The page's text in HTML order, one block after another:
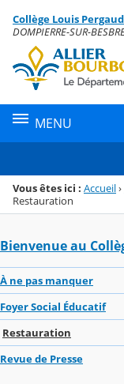
Menu de la
Contenu
Collège Louis Pergaud
DOMPIERRE-SUR-
MENU
Vous êtes ici : Accueil›
Restauration
Bienvenue au
À ne pas manquer
Foyer Social Éducatif
Restauration
Revue de Presse